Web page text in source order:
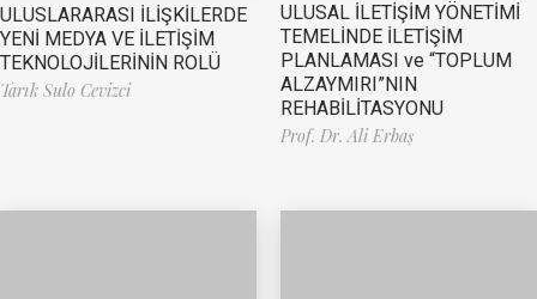
ULUSLARARASI İLİŞKİLERDE
YENİ MEDYA VE İLETİŞİM
TEKNOLOJİLERİNİN ROLÜ
Tarık Sulo Cevizci
ULUSAL İLETİŞİM YÖNETİMİ
TEMELİNDE İLETİŞİM
PLANLAMASI ve “TOPLUM
ALZAYMIRI”NIN
REHABİLİTASYONU
Prof. Dr. Ali Erbaş